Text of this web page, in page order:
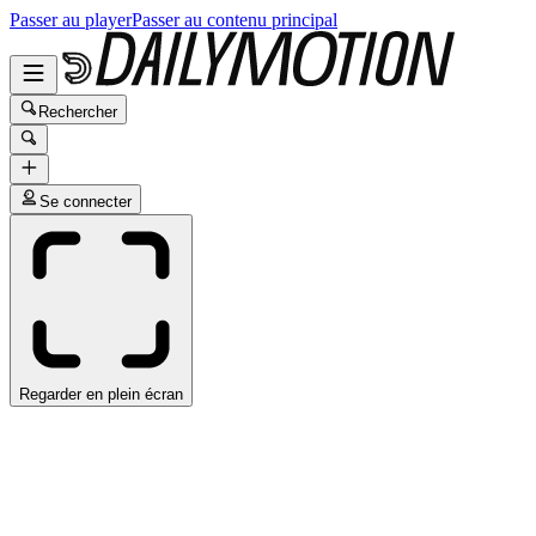
Passer au playerPasser au contenu principal
Rechercher
Se connecter
Regarder en plein écran